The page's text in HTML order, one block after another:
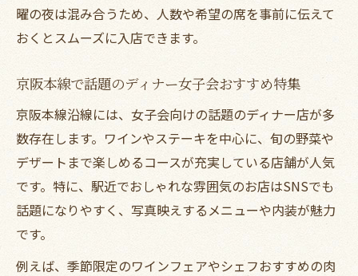
曜の夜は混み合うため、人数や希望の席を事前に伝えて
おくとスムーズに入店できます。
京阪本線で話題のディナー女子会おすすめ特集
京阪本線沿線には、女子会向けの話題のディナー店が多
数存在します。ワインやステーキを中心に、旬の野菜や
デザートまで楽しめるコースが充実している店舗が人気
です。特に、駅近でおしゃれな雰囲気のお店はSNSでも
話題になりやすく、写真映えするメニューや内装が魅力
です。
例えば、季節限定のワインフェアやシェフおすすめの肉